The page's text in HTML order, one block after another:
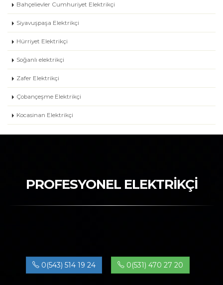
Bahçelievler Cumhuriyet Elektrikçi
Siyavuşpaşa Elektrikçi
Hürriyet Elektrikçi
Soğanlı elektrikçi
Zafer Elektrikçi
Çobançeşme Elektrikçi
Kocasinan Elektrikçi
PROFESYONEL ELEKTRİKÇİ
0(543) 514 19 24 0(531) 470 27 20